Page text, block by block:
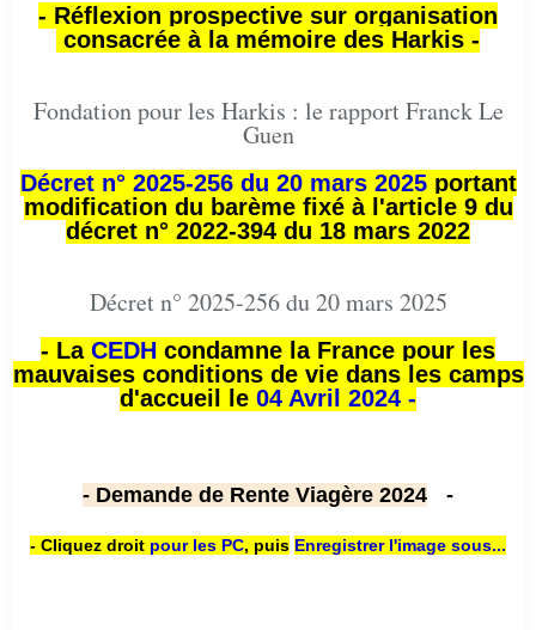
- Réflexion prospective sur organisation
consacrée à la mémoire des Harkis -
Fondation pour les Harkis : le rapport Franck Le
Guen
Décret n° 2025-256 du 20 mars 2025portant
modification du barème fixé à l'article 9 du
décret n° 2022-394 du 18 mars 2022
Décret n° 2025-256 du 20 mars 2025
- La CEDH condamne la France pour les
mauvaises conditions de vie dans les camps
d'accueil le 04 Avril 2024 -
- Demande de Rente Viagère 2024 -
- Cliquez droit pour les PC, puis Enregistrer l'image sous...